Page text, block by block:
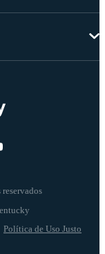
Política de Uso Justo